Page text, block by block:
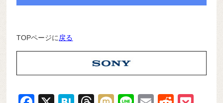
TOPページに 戻る